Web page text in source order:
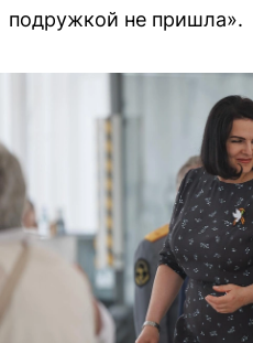
подружкой не пришла».